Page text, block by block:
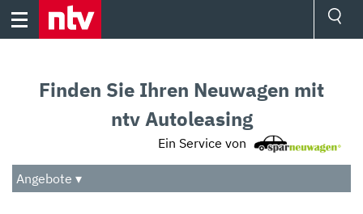
Skip
Audio
Das Beste
Finden Sie Ihren Neuwagen mit
ntv Autoleasing
Ein Service von
Angebote ▾